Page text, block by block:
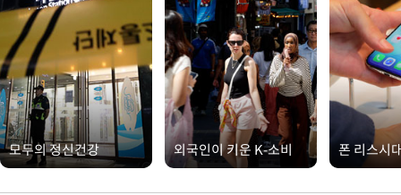
모두의 정신건강 외국인이 키운 K-소비 폰 리스시